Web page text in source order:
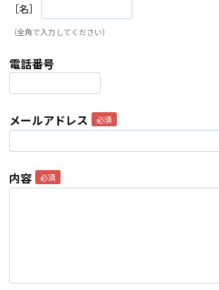
［名］
（全角で入力してください）
電話番号
メールアドレス
内容